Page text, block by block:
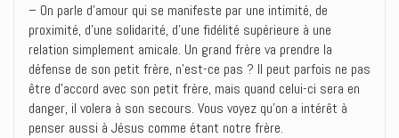
– On parle d’amour qui se manifeste par une intimité, de
proximité, d’une solidarité, d’une fidélité supérieure à une
relation simplement amicale. Un grand frère va prendre la
défense de son petit frère, n’est-ce pas ? Il peut parfois ne pas
être d’accord avec son petit frère, mais quand celui-ci sera en
danger, il volera à son secours. Vous voyez qu’on a intérêt à
penser aussi à Jésus comme étant notre frère.